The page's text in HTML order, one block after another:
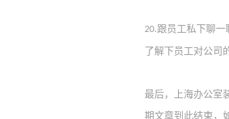
20.跟员工私下聊一
了解下员工对公司
最后，上海办公室
期文章到此结束，